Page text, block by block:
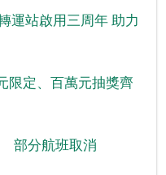
運站啟用三周年 助力
限定、百萬元抽獎齊
部分航班取消